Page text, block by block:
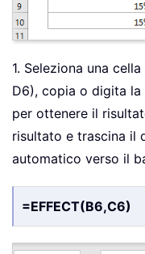
1. Seleziona una
D6), copia o digita la
per ottenere il
risultato e trascina il
automatico verso il
=EFFECT(B6,C6)